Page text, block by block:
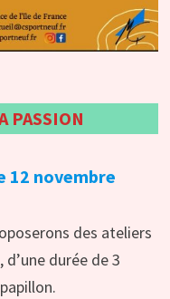
PASSION
12 novembre
des ateliers
durée de 3